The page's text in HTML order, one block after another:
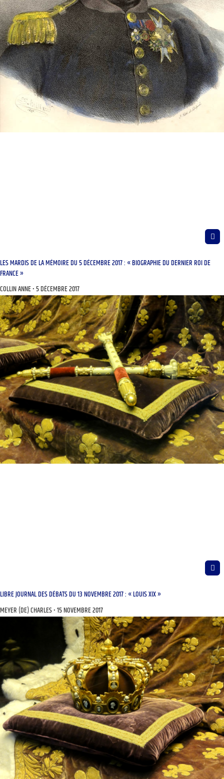
LES MARDIS DE LA MÉMOIRE DU 5 DÉCEMBRE 2017 : « BIOGRAPHIE DU DERNIER ROI DE
FRANCE »
COLLIN ANNE 5 DÉCEMBRE 2017
LIBRE JOURNAL DES DÉBATS DU 13 NOVEMBRE 2017 : « LOUIS XIX »
MEYER (DE) CHARLES 15 NOVEMBRE 2017